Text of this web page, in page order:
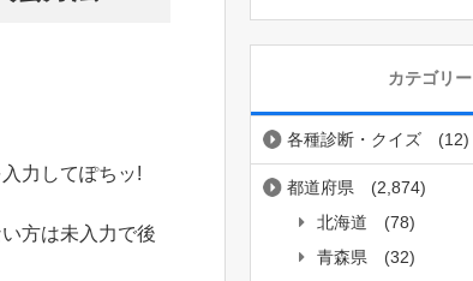
力してぽちッ!
方は未入力で後
カテゴリー
各種診断・クイズ (12)
都道府県
(2,874)
北海道
(78)
青森県
(32)